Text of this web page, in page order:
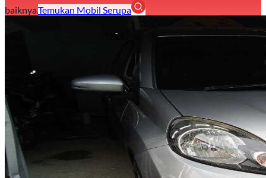
baiknya.Temukan Mobil Serupa